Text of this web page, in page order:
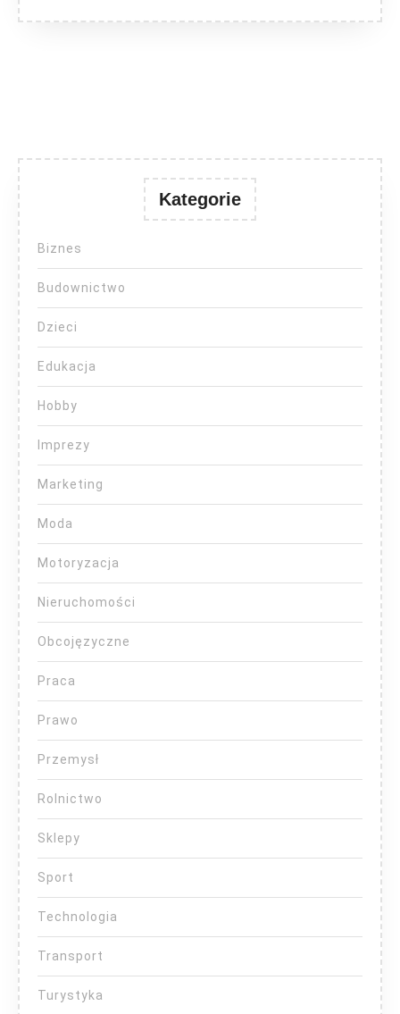
Kategorie
Biznes
Budownictwo
Dzieci
Edukacja
Hobby
Imprezy
Marketing
Moda
Motoryzacja
Nieruchomości
Obcojęzyczne
Praca
Prawo
Przemysł
Rolnictwo
Sklepy
Sport
Technologia
Transport
Turystyka